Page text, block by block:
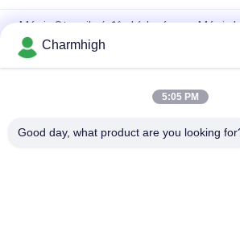
Máy in Stencil có độ chính xác cao Máy in
chuyền sản xuất SMT thủ công
Máy hàn dán bán tự động 3250, Máy in
E6 Máy in màn hình tự động hoàn toàn
Charmhigh
5:05 PM
Good day, what product are you looking